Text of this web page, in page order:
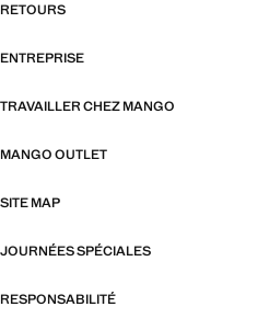
RETOURS
ENTREPRISE
TRAVAILLER CHEZ MANGO
MANGO OUTLET
SITE MAP
JOURNÉES SPÉCIALES
RESPONSABILITÉ